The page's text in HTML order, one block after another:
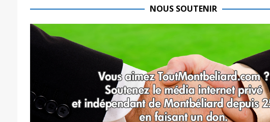
NOUS SOUTENIR